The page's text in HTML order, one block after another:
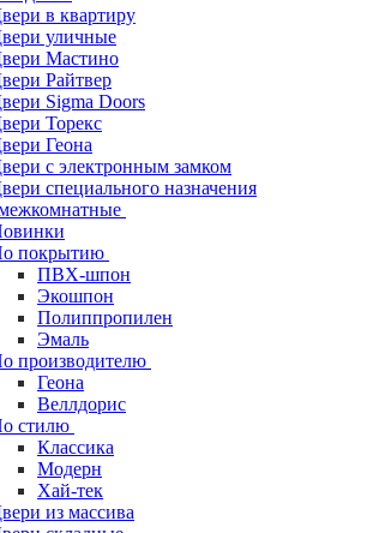
в квартиру
уличные
Мастино
Райтвер
Sigma Doors
Торекс
Геона
с электронным замком
специального назначения
покрытию
ПВХ-шпон
Экошпон
Полиппропилен
Эмаль
производителю
Геона
Веллдорис
стилю
Классика
Модерн
Хай-тек
из массива